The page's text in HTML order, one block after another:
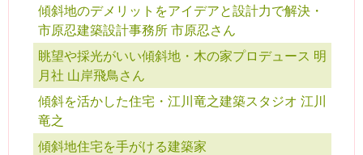
傾斜地のデメリットをアイデアと設計力で解決・
市原忍建築設計事務所 市原忍さん
眺望や採光がいい傾斜地・木の家プロデュース 明
月社 山岸飛鳥さん
傾斜を活かした住宅・江川竜之建築スタジオ 江川
竜之
傾斜地住宅を手がける建築家